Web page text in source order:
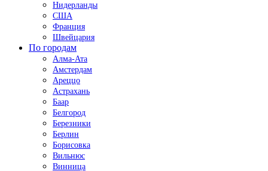
Нидерланды
США
Франция
Швейцария
По городам
Алма-Ата
Амстердам
Ареццо
Астрахань
Баар
Белгород
Березники
Берлин
Борисовка
Вильнюс
Винница